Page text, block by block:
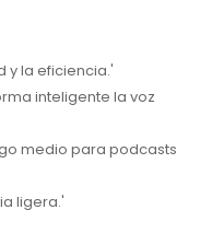
y la eficiencia.'
inteligente la voz
medio para podcasts
ligera.'